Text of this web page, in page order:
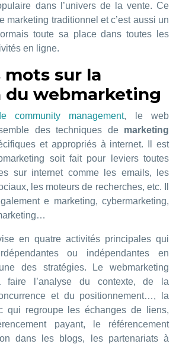
dans l’univers de la vente. Ce
marketing traditionnel et c’est aussi un
toute sa place dans toutes les
en ligne.
mots sur la
webmarketing
community management, le web
des techniques de marketing
et appropriés à internet. Il est
soit fait pour leviers toutes
sur internet comme les emails, les
les moteurs de recherches, etc. Il
e marketing, cybermarketing,
en quatre activités principales qui
ou indépendantes en
des stratégies. Le webmarketing
faire l’analyse du contexte, de la
et du positionnement…, la
qui regroupe les échanges de liens,
payant, le référencement
dans les blogs, les partenariats à